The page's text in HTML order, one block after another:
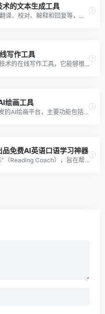
的文本生成工具
Flot.ai 的主要功能包括写作、AI翻译、校对、解释和回复等，可以为用户提供全方位的文本处理和创作支持。具体来说，用户可以通过 Flot.ai 输入中文或英文文本，并选择相应的处理方式，例如翻译、语法检查、文本压缩等。
写作工具
小鱼AI写作是一款基于人工智能技术的在线写作工具，它能够根据用户输入的关键词或主题，自动生成高质量的原创文章，极大提高了内容创作效率。
绘画工具
WHEE美图是一款由美图公司开发的AI绘画平台，主要功能包括文生图、图生图、线稿上色、涂鸦生图等一系列辅助创作功能。
免费AI英语口语学习神器
微软生成式AI工具——“阅读教练”（Reading Coach），旨在帮助学生群体提高阅读能力。这款工具将通过个性化和具有吸引力的练习，为学习者提供全面的阅读训练。